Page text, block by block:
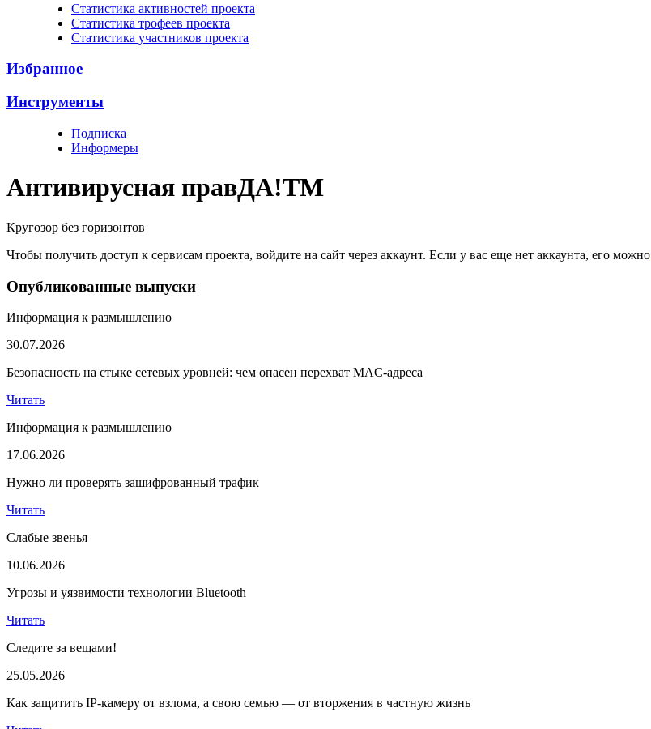
Cтатистика активностей проекта
Cтатистика трофеев проекта
Cтатистика участников проекта
Избранное
Инструменты
Подписка
Информеры
Антивирусная правДА!TM
Кругозор без горизонтов
Чтобы получить доступ к сервисам проекта, войдите на сайт через аккаунт. Если у вас еще нет аккаунта, его можно
Опубликованные выпуски
Информация к размышлению
30.07.2026
Безопасность на стыке сетевых уровней: чем опасен перехват MAC-адреса
Читать
Информация к размышлению
17.06.2026
Нужно ли проверять зашифрованный трафик
Читать
Слабые звенья
10.06.2026
Угрозы и уязвимости технологии Bluetooth
Читать
Следите за вещами!
25.05.2026
Как защитить IP-камеру от взлома, а свою семью — от вторжения в частную жизнь